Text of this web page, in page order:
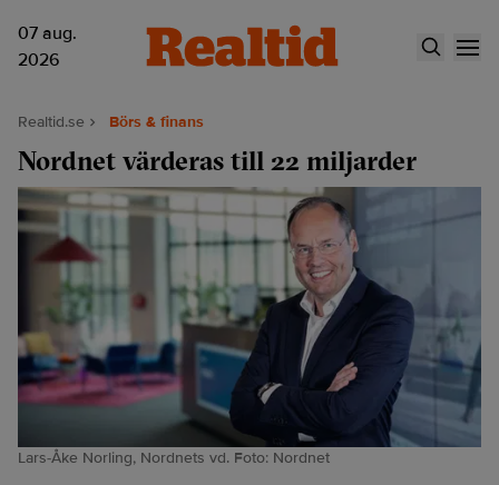
07 aug.
2026
Realtid.se Börs & finans
Nordnet värderas till 22 miljarder
Lars-Åke Norling, Nordnets vd. Foto: Nordnet